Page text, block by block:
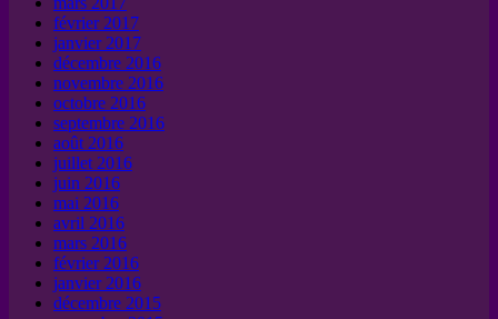
février 2017
janvier 2017
décembre 2016
novembre 2016
octobre 2016
septembre 2016
août 2016
juillet 2016
juin 2016
mai 2016
avril 2016
mars 2016
février 2016
janvier 2016
décembre 2015